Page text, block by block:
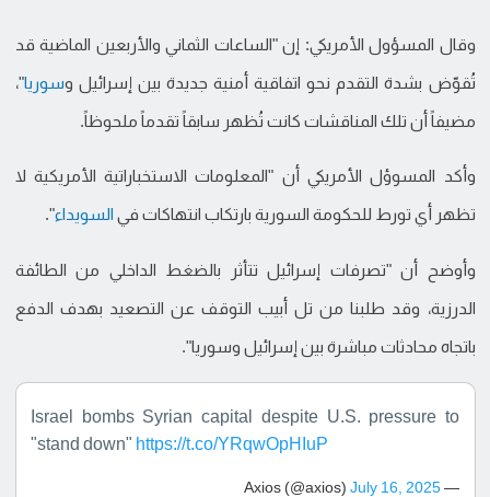
وقال المسؤول الأمريكي: إن "الساعات الثماني والأربعين الماضية قد
تُقوّض بشدة التقدم نحو اتفاقية أمنية جديدة بين إسرائيل وسوريا"،
مضيفاً أن تلك المناقشات كانت تُظهر سابقاً تقدماً ملحوظاً.
وأكد المسوؤل الأمريكي أن "المعلومات الاستخباراتية الأمريكية لا
تظهر أي تورط للحكومة السورية بارتكاب انتهاكات في السويداء".
وأوضح أن "تصرفات إسرائيل تتأثر بالضغط الداخلي من الطائفة
الدرزية، وقد طلبنا من تل أبيب التوقف عن التصعيد بهدف الدفع
باتجاه محادثات مباشرة بين إسرائيل وسوريا".
Israel bombs Syrian capital despite U.S. pressure to
"stand down" https://t.co/YRqwOpHIuP
— Axios (@axios)
July 16, 2025